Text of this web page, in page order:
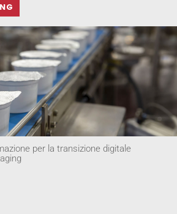
per la transizione digitale